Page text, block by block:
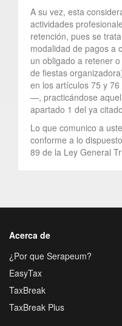
A su vez, esta
actividades
retención, pues se
modalidad de pagos a
un obligado a retener
de fiestas
en los artículos 75 y
—, practicándose
apartado 1 del ya
Lo que comunico a
conforme a lo
89 de la Ley General
Acerca de
¿Por que Serapeum?
EasyTax
TaxBreak
TaxBreak Plus